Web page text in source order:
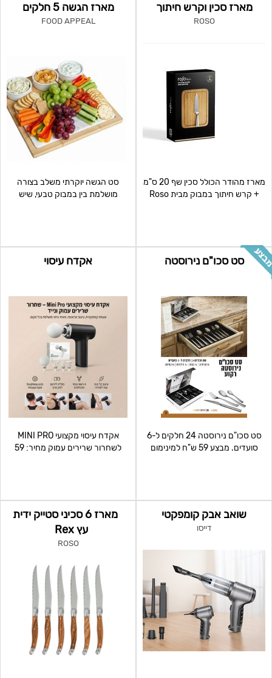
מארז סכין וקרש חיתוך
ROSO
מארז מהודר הכולל סכין שף 20 ס"מ
+ קרש חיתוך במבוק מבית Roso
מארז הגשה 5 חלקים
FOOD APPEAL
סט הגשה יוקרתי משלב בצורה
מושלמת בין במבוק טבעי, שיש
סט סכו"ם נירוסטה
סט סכו"ם נירוסטה 24 חלקים ל-6
סועדים. מבצע 59 ש"ח למינימום
אקדח עיסוי
אקדח עיסוי מקצועי MINI PRO
לשחרור שרירים עמוק מחיר: 59
שואב אבק קומפקטי
דייסו
מארז 6 סכיני סטייק ידית
עץ Rex
ROSO